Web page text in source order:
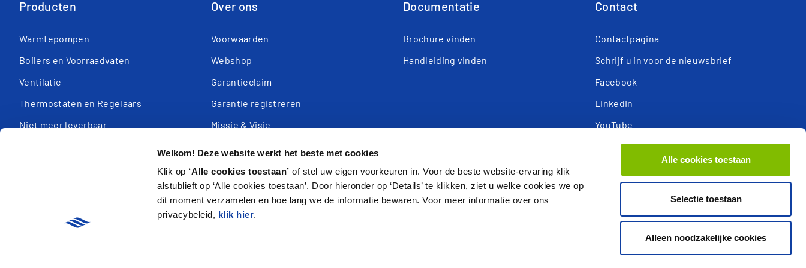
Welkom! Deze website werkt het beste met cookies
Klik op ‘Alle cookies toestaan’ of stel uw eigen voorkeuren in. Voor de beste website-ervaring klik
alstublieft op ‘Alle cookies toestaan’. Door hieronder op ‘Details’ te klikken, ziet u welke cookies we op
dit moment verzamelen en hoe lang we de informatie bewaren. Voor meer informatie over ons
privacybeleid, klik hier.
Alle cookies toestaan
Selectie toestaan
Alleen noodzakelijke cookies
Producten
Warmtepompen
Boilers en Voorraadvaten
Ventilatie
Thermostaten en Regelaars
Niet meer leverbaar
Over ons
Voorwaarden
Webshop
Garantieclaim
Garantie registreren
Missie & Visie
Documentatie
Brochure vinden
Handleiding vinden
Contact
Contactpagina
Schrijf u in voor de nieuwsbrief
Facebook
LinkedIn
YouTube
Instagram